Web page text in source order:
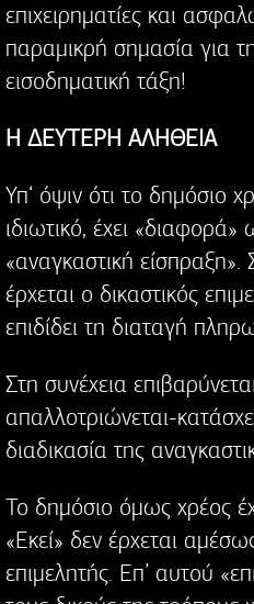
επιχειρηματίες και
παραμικρή σημασία για
εισοδηματική τάξη!
Η ΔΕΥΤΕΡΗ ΑΛΗΘΕΙΑ
Υπ‘ όψιν ότι το δημόσιο
ιδιωτικό, έχει
«αναγκαστική είσπραξη».
έρχεται ο δικαστικός
επιδίδει τη διαταγή
Στη συνέχεια
απαλλοτριώνεται-
διαδικασία της
Το δημόσιο όμως χρέος
«Εκεί» δεν έρχεται
επιμελητής. Επ’ αυτού